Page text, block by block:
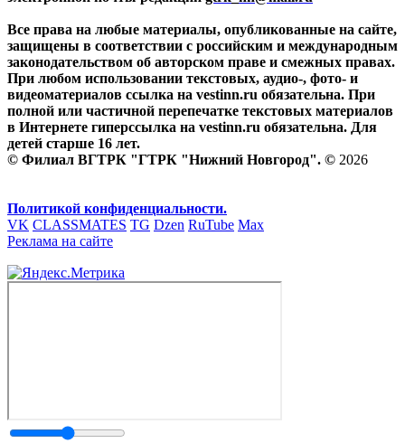
Все права на любые материалы, опубликованные на сайте,
защищены в соответствии с российским и международным
законодательством об авторском праве и смежных правах.
При любом использовании текстовых, аудио-, фото- и
видеоматериалов ссылка на vestinn.ru обязательна. При
полной или частичной перепечатке текстовых материалов
в Интернете гиперссылка на vestinn.ru обязательна. Для
детей старше 16 лет.
© Филиал ВГТРК "ГТРК "Нижний Новгород". © 2026
Политикой конфиденциальности.
VK CLASSMATES TG Dzen RuTube Max
Реклама на сайте